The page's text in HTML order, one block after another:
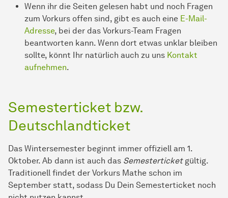
Wenn ihr die Seiten gelesen habt und noch Fragen
zum Vorkurs offen sind, gibt es auch eine E-Mail-
Adresse, bei der das Vorkurs-Team Fragen
beantworten kann. Wenn dort etwas unklar bleiben
sollte, könnt Ihr natürlich auch zu uns Kontakt
aufnehmen.
Semesterticket bzw.
Deutschlandticket
Das Wintersemester beginnt immer offiziell am 1.
Oktober. Ab dann ist auch das Semesterticketgültig.
Traditionell findet der Vorkurs Mathe schon im
September statt, sodass Du Dein Semesterticket noch